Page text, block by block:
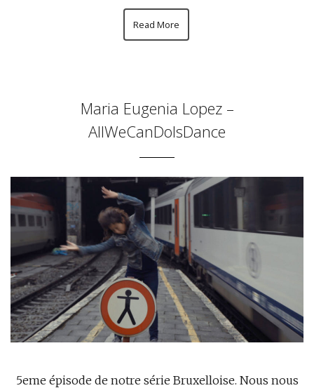
Read More
Maria Eugenia Lopez –
AllWeCanDoIsDance
5eme épisode de notre série Bruxelloise. Nous nous